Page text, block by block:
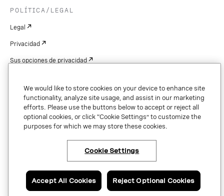
Copyright © 2026 Vonage. All rights reserved. VONAGE®, the V logo (
®),
and other Vonage marks are registered trademarks of Vonage or its affiliates
in the United States and other countries.
POLÍTICA/LEGAL
Legal
Privacidad
Sus opciones de privacidad
Patentes
Derechos de autor
Seguridad y confianza
We would like to store cookies on your device to enhance site
functionality, analyze site usage, and assist in our marketing
efforts. Please use the buttons below to accept or reject all
optional cookies, or click “Cookie Settings” to customize the
purposes for which we may store these cookies.
Cookie Settings
Reject Optional Cookies
Accept All Cookies